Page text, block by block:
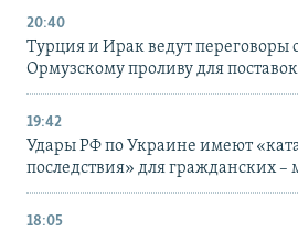
20:40
Турция и Ирак ведут переговоры
Ормузскому проливу для
19:42
Удары РФ по Украине имеют
последствия» для гражданских
18:05